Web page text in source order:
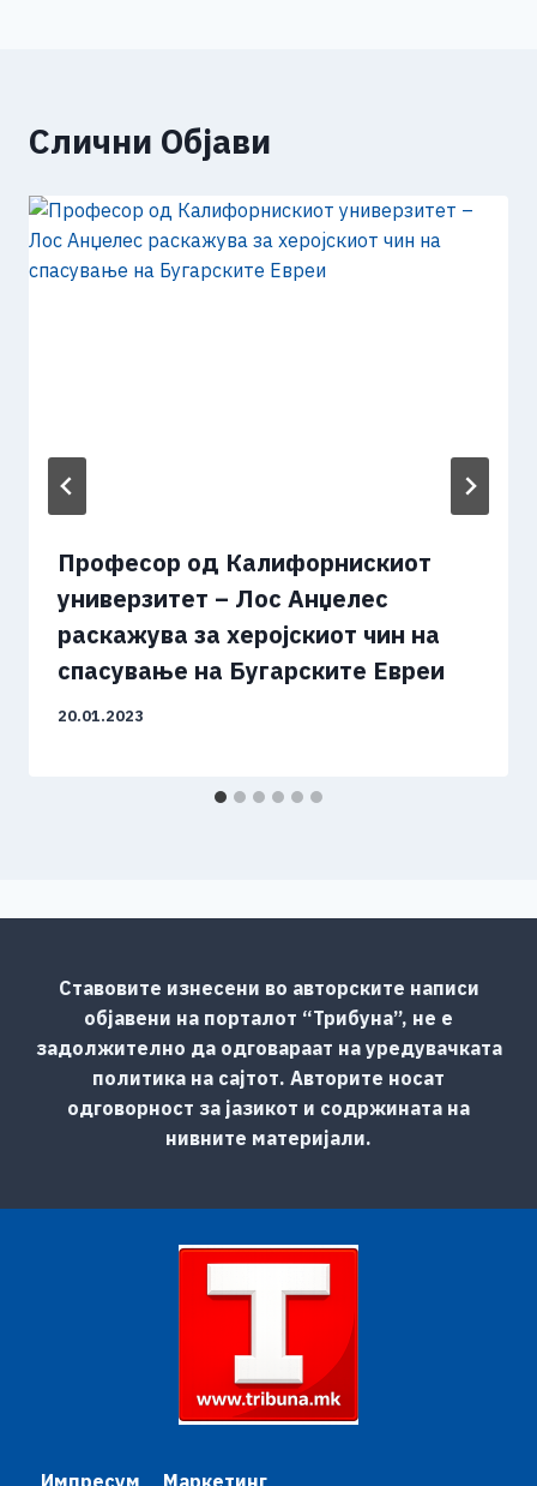
Слични Објави
Професор од Калифорнискиот
универзитет – Лос Анџелес
раскажува за херојскиот чин на
спасување на Бугарските Евреи
20.01.2023
Ставовите изнесени во авторските написи
објавени на порталот “Трибуна”, не е
задолжително да одговараат на уредувачката
политика на сајтот. Авторите носат
одговорност за јазикот и содржината на
нивните материјали.
Импресум Маркетинг